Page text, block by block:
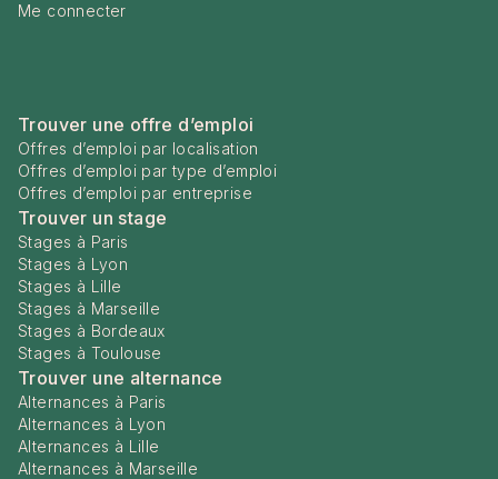
Me connecter
Trouver une offre d’emploi
Offres d’emploi par localisation
Offres d’emploi par type d’emploi
Offres d’emploi par entreprise
Trouver un stage
Stages à Paris
Stages à Lyon
Stages à Lille
Stages à Marseille
Stages à Bordeaux
Stages à Toulouse
Trouver une alternance
Alternances à Paris
Alternances à Lyon
Alternances à Lille
Alternances à Marseille